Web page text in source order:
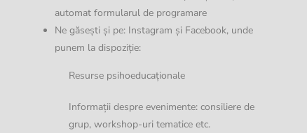
automat formularul de programare
Ne găsești și pe: Instagram și Facebook, unde
punem la dispoziție:
Resurse psihoeducaționale
Informații despre evenimente: consiliere de
grup, workshop-uri tematice etc.